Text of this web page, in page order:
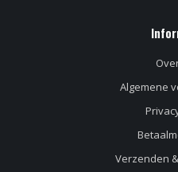
Algemene
Verzenden